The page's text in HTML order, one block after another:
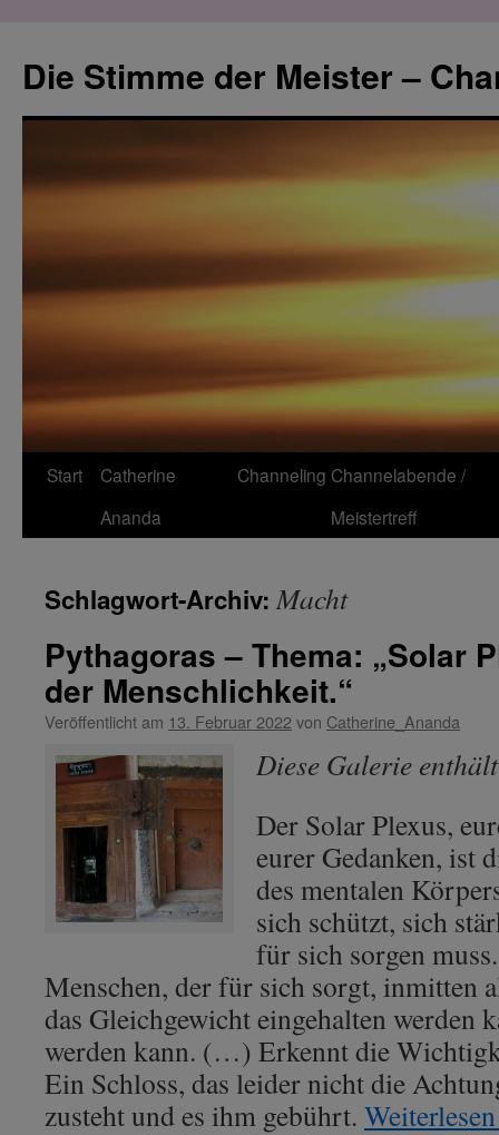
springen
Die Stimme der Meister –
Start
Catherine
Ananda
Channeling Channelabende /
Meistertreff
Schlagwort-Archiv: Macht
Pythagoras – Thema: „Solar
der Menschlichkeit.“
Veröffentlicht am 13. Februar 2022 von Catherine_Ananda
Diese Galerie
Der Solar Plexus,
eurer Gedanken, ist
des mentalen
sich schützt, sich
für sich sorgen
Menschen, der für sich sorgt, inmitten
das Gleichgewicht eingehalten werden
werden kann. (…) Erkennt die
Ein Schloss, das leider nicht die
zusteht und es ihm gebührt.